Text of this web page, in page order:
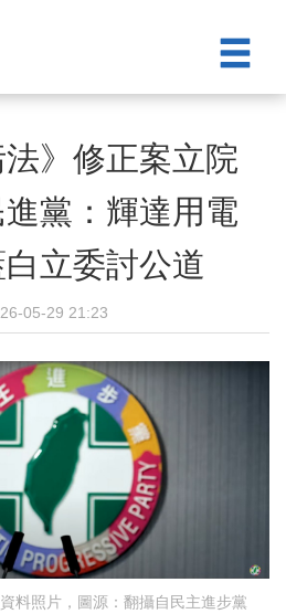
》修正案立院
黨：輝達用電
立委討公道
05-29 21:23
料照片，圖源：翻攝自民主進步黨